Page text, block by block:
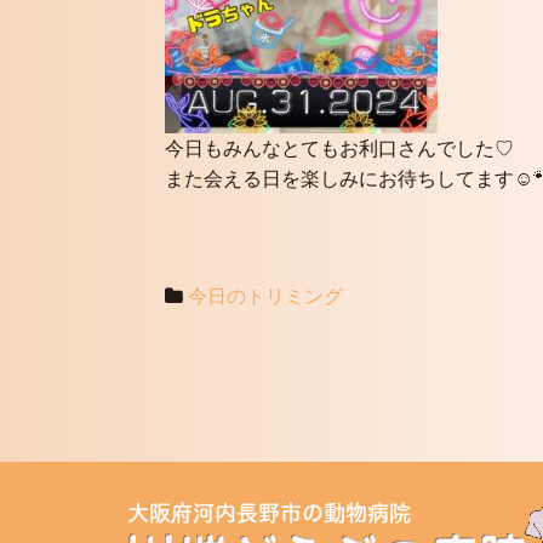
今日もみんなとてもお利口さんでした♡
また会える日を楽しみにお待ちしてます
今日のトリミング